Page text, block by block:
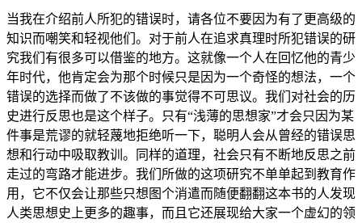
当我在介绍前人所犯的错误时，请各位不要因为有了更高级的
知识而嘲笑和轻视他们。对于前人在追求真理时所犯错误的研
究我们有很多可以借鉴的地方。这就像一个人在回忆他的青少
年时代，他肯定会为那个时候只是因为一个奇怪的想法，一个
错误的选择而做了不该做的事觉得不可思议。我们对社会的历
史进行反思也是这个样子。只有“浅薄的思想家”才会只因为某
件事是荒谬的就轻蔑地拒绝听一下，聪明人会从曾经的错误思
想和行动中吸取教训。同样的道理，社会只有不断地反思之前
走过的弯路才能进步。我们所做的这项研究不单单起到教育作
用，它不仅会让那些只想图个消遣而随便翻翻这本书的人发现
人类思想史上更多的趣事，而且它还展现给大家一个虚幻的领